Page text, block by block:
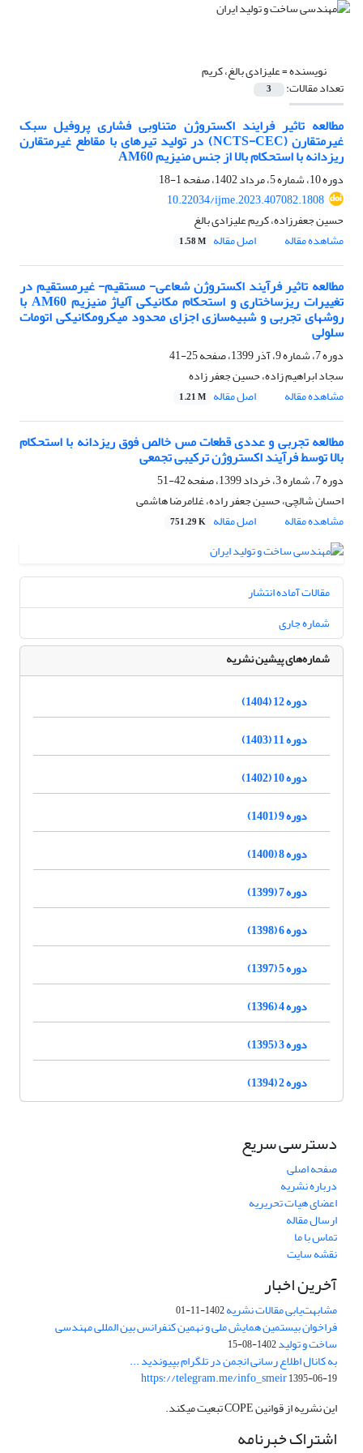
نویسنده =علیزادی بالغ، کریم
تعداد مقالات: 3
مطالعه تاثیر فرایند اکستروژن متناوبی فشاری پروفیل سبک
غیرمتقارن (NCTS-CEC) در تولید تیرهای با مقاطع غیرمتقارن
ریزدانه با استحکام بالا از جنس منیزیم AM60
دوره 10، شماره 5، مرداد 1402، صفحه
1-18
10.22034/ijme.2023.407082.1808
حسین جعفرزاده، کریم علیزادی بالغ
مشاهده مقاله
اصل مقاله 1.58 M
مطالعه تاثیر فرآیند اکستروژن شعاعی- مستقیم- غیرمستقیم در
تغییرات ریزساختاری و استحکام مکانیکی آلیاژ منیزیم AM60 با
روشهای تجربی و شبیه‌سازی اجزای محدود میکرومکانیکی اتومات
سلولی
دوره 7، شماره 9، آذر 1399، صفحه
25-41
سجاد ابراهیم زاده، حسین جعفر زاده
مشاهده مقاله
اصل مقاله 1.21 M
مطالعه تجربی و عددی قطعات مس خالص فوق ریزدانه با استحکام
بالا توسط فرآیند اکستروژن ترکیبی تجمعی
دوره 7، شماره 3، خرداد 1399، صفحه
42-51
احسان شالچی، حسین جعفر راده، غلامرضا هاشمی
مشاهده مقاله
اصل مقاله 751.29 K
مقالات آماده انتشار
شماره جاری
شماره‌های پیشین نشریه
دوره 12 (1404)
دوره 11 (1403)
دوره 10 (1402)
دوره 9 (1401)
دوره 8 (1400)
دوره 7 (1399)
دوره 6 (1398)
دوره 5 (1397)
دوره 4 (1396)
دوره 3 (1395)
دوره 2 (1394)
دسترسی سریع
صفحه اصلی
درباره نشریه
اعضای هیات تحریریه
ارسال مقاله
تماس با ما
نقشه سایت
آخرین اخبار
مشابهت‌یابی مقالات نشریه1402-11-01
فراخوان بیستمین همایش ملی و نهمین کنفرانس بین المللی مهندسی
ساخت و تولید1402-08-15
به کانال اطلاع رسانی انجمن در تلگرام بپیوندید ...
https://telegram.me/info_smeir1395-06-19
این نشریه از قوانین COPE تبعیت میکند.
اشتراک خبرنامه